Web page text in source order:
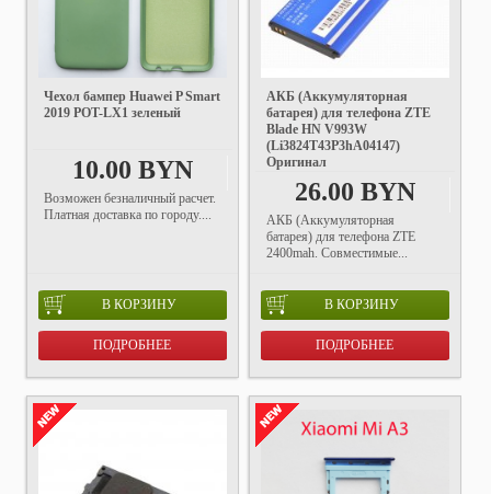
Чехол бампер Huawei P Smart
2019 POT-LX1 зеленый
10.00 BYN
Возможен безналичный расчет.
Платная доставка по городу....
В КОРЗИНУ
ПОДРОБНЕЕ
АКБ (Аккумуляторная
батарея) для телефона ZTE
Blade HN V993W
(Li3824T43P3hA04147)
Оригинал
26.00 BYN
АКБ (Аккумуляторная
батарея) для телефона ZTE
2400mah. Совместимые...
В КОРЗИНУ
ПОДРОБНЕЕ